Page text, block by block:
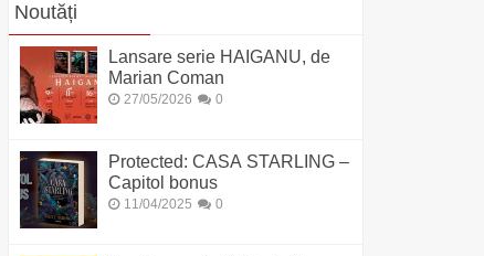
Noutăți
Lansare serie HAIGANU, de
Marian Coman
27/05/2026 0
Protected: CASA STARLING –
Capitol bonus
11/04/2025 0